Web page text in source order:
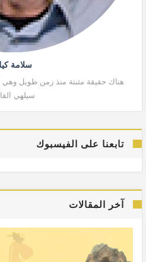
سلامة
هناك حقيقة مثبتة منذ زمن طويل وهي
سيلهي
تابعنا على الفيسبوك
آخر المقالات